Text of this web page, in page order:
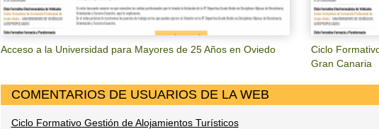
Acceso a la Universidad para Mayores de 25 Años en Oviedo
Ciclo
Gran Canaria
COMENTARIOS DE USUARIOS DE LA WEB
Ciclo Formativo Gestión de Alojamientos Turísticos